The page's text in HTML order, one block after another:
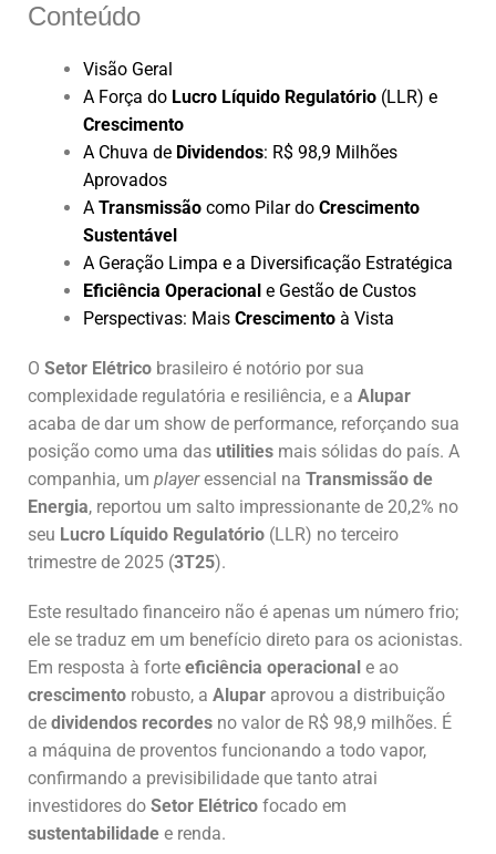
Conteúdo
Visão Geral
A Força do Lucro Líquido Regulatório (LLR) e
Crescimento
A Chuva de Dividendos: R$ 98,9 Milhões
Aprovados
A Transmissão como Pilar do Crescimento
Sustentável
A Geração Limpa e a Diversificação Estratégica
Eficiência Operacional e Gestão de Custos
Perspectivas: Mais Crescimento à Vista
O Setor Elétrico brasileiro é notório por sua
complexidade regulatória e resiliência, e a Alupar
acaba de dar um show de performance, reforçando sua
posição como uma das utilities mais sólidas do país. A
companhia, um playeressencial na Transmissão de
Energia, reportou um salto impressionante de 20,2% no
seu Lucro Líquido Regulatório (LLR) no terceiro
trimestre de 2025 (3T25).
Este resultado financeiro não é apenas um número frio;
ele se traduz em um benefício direto para os acionistas.
Em resposta à forte eficiência operacional e ao
crescimento robusto, a Alupar aprovou a distribuição
de dividendos recordes no valor de R$ 98,9 milhões. É
a máquina de proventos funcionando a todo vapor,
confirmando a previsibilidade que tanto atrai
investidores do Setor Elétrico focado em
sustentabilidade e renda.